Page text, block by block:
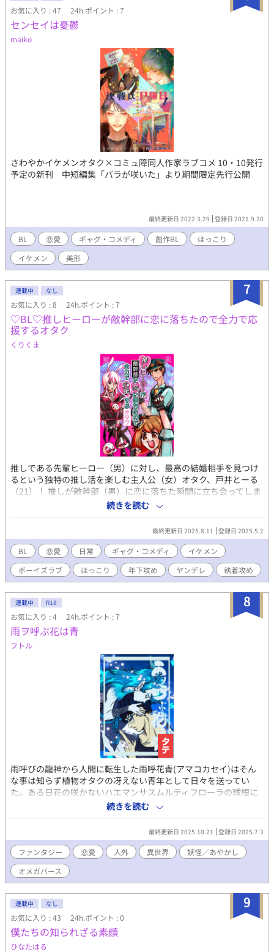
お気に入り : 47 24h.ポイント : 7
センセイは憂鬱
maiko
さわやかイケメンオタク×コミュ障同人作家ラブコメ 10・10発行
予定の新刊 中短編集「バラが咲いた」より期間限定先行公開
最終更新日 2022.3.29 登録日 2021.9.30
BL 恋愛 ギャグ・コメディ 創作BL
ほっこり
イケメン
美形
7
連載中 なし
お気に入り : 8 24h.ポイント : 7
♡BL♡推しヒーローが敵幹部に恋に落ちたので全力で応
援するオタク
くりくま
推しである先輩ヒーロー（男）に対し、最高の結婚相手を見つけ
るという独特の推し活を楽しむ主人公（女）オタク、戸井とーる
（21）！ 推しが敵幹部（男）に恋に落ちた瞬間に立ち会ってしま
い？！推しの一目惚れとかありがてえ！！！良いもの見た！！！
これは全力で応援するしかない！！！推しの幸せを叶えるために
頑張るオタクのギャグ漫画です！！！
続きを読む
最終更新日 2025.8.11 登録日 2025.5.2
BL 恋愛 日常 ギャグ・コメディ
イケメン
ボーイズラブ
ほっこり 年下攻め ヤンデレ 執着攻め
8
連載中 R18
お気に入り : 4 24h.ポイント : 7
雨ヲ呼ぶ花は青
フトル
雨呼びの龍神から人間に転生した雨呼花青(アマコカセイ)はそん
な事は知らず植物オタクの冴えない青年として日々を送ってい
た。ある日花の咲かないハエマンサスムルティフローラの球根に
触ると妖怪変化して青い髪の少年が現れる。（２１時頃に不定期
連載します。）
続きを読む
最終更新日 2025.10.21 登録日 2025.7.3
ファンタジー 恋愛 人外 異世界
妖怪／あやかし
オメガバース
9
連載中 なし
お気に入り : 43 24h.ポイント : 0
僕たちの知られざる素顔
ひなたはる